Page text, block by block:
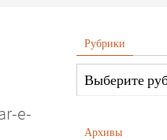
e-
Рубрики
Архивы